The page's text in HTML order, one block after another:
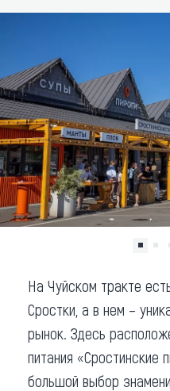
О регионе
Коллекция
Другие рубрики
На Чуйском тракте
Сростки, а в нем –
рынок. Здесь
питания «Сростинские
большой выбор